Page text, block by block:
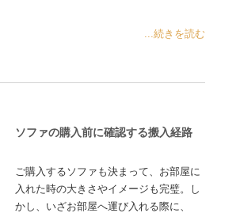
...続きを読む
ソファの購入前に確認する搬入経路
ご購入するソファも決まって、お部屋に
入れた時の大きさやイメージも完璧。し
かし、いざお部屋へ運び入れる際に、